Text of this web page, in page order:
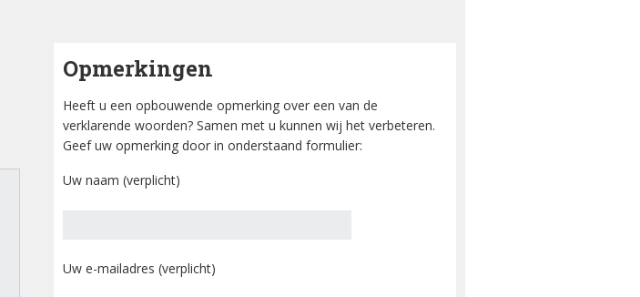
Opmerkingen
Heeft u een opbouwende opmerking over een van de
verklarende woorden? Samen met u kunnen wij het verbeteren.
Geef uw opmerking door in onderstaand formulier:
Uw naam (verplicht)
Uw e-mailadres (verplicht)